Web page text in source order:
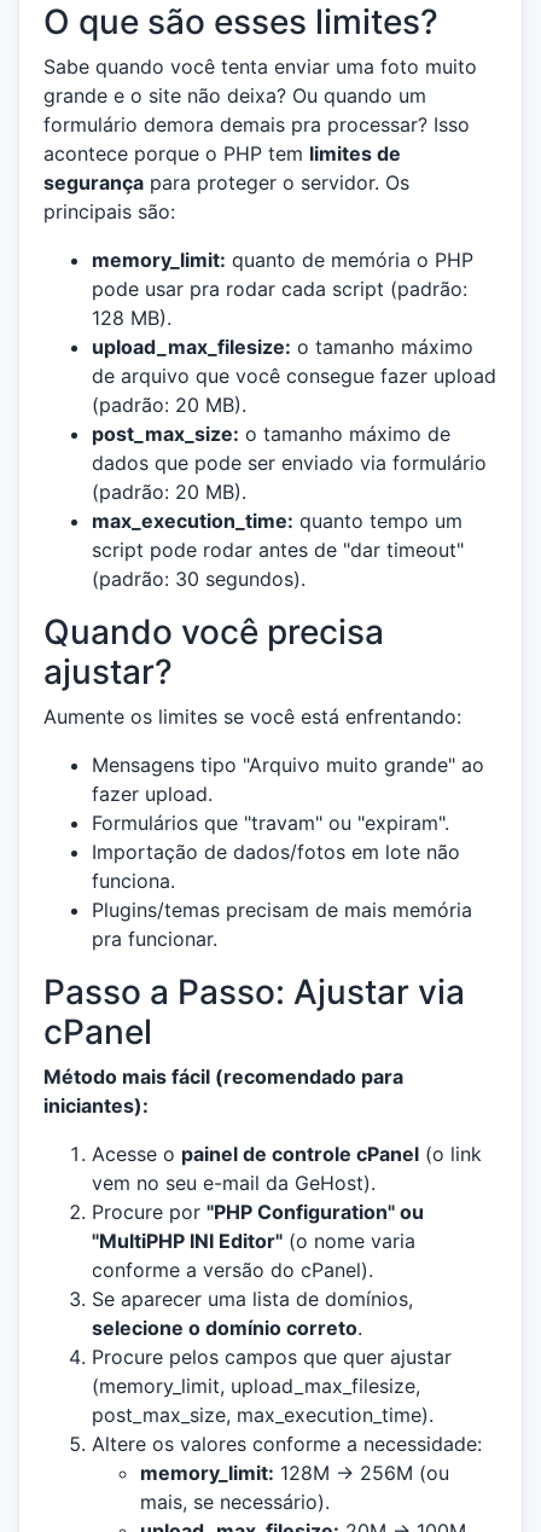
O que são esses limites?
Sabe quando você tenta enviar uma foto muito
grande e o site não deixa? Ou quando um
formulário demora demais pra processar? Isso
acontece porque o PHP tem limites de
segurança para proteger o servidor. Os
principais são:
memory_limit: quanto de memória o PHP
pode usar pra rodar cada script (padrão:
128 MB).
upload_max_filesize: o tamanho máximo
de arquivo que você consegue fazer upload
(padrão: 20 MB).
post_max_size: o tamanho máximo de
dados que pode ser enviado via formulário
(padrão: 20 MB).
max_execution_time: quanto tempo um
script pode rodar antes de "dar timeout"
(padrão: 30 segundos).
Quando você precisa
ajustar?
Aumente os limites se você está enfrentando:
Mensagens tipo "Arquivo muito grande" ao
fazer upload.
Formulários que "travam" ou "expiram".
Importação de dados/fotos em lote não
funciona.
Plugins/temas precisam de mais memória
pra funcionar.
Passo a Passo: Ajustar via
cPanel
Método mais fácil (recomendado para
iniciantes):
Acesse o painel de controle cPanel (o link
vem no seu e-mail da GeHost).
Procure por "PHP Configuration" ou
"MultiPHP INI Editor" (o nome varia
conforme a versão do cPanel).
Se aparecer uma lista de domínios,
selecione o domínio correto.
Procure pelos campos que quer ajustar
(memory_limit, upload_max_filesize,
post_max_size, max_execution_time).
Altere os valores conforme a necessidade:
memory_limit: 128M → 256M (ou
mais, se necessário).